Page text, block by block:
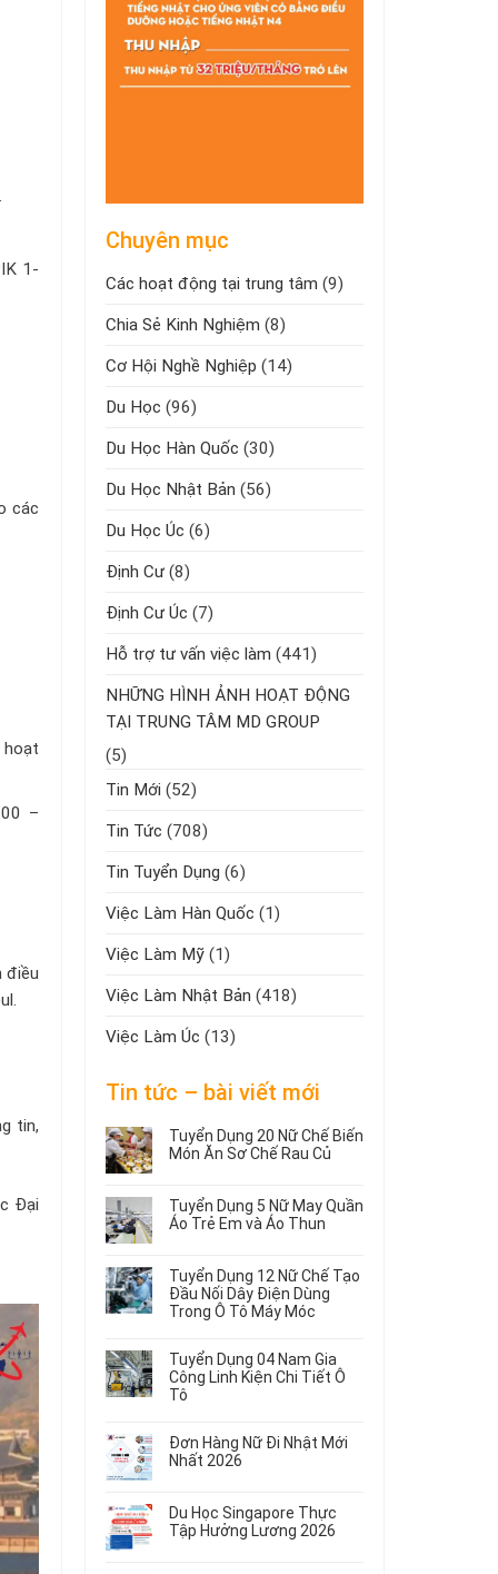
1-
các
hoạt
–
điều
tin,
Đại
Chuyên mục
Các hoạt động tại trung tâm (9)
Chia Sẻ Kinh Nghiệm (8)
Cơ Hội Nghề Nghiệp (14)
Du Học (96)
Du Học Hàn Quốc (30)
Du Học Nhật Bản (56)
Du Học Úc (6)
Định Cư (8)
Định Cư Úc (7)
Hỗ trợ tư vấn việc làm (441)
NHỮNG HÌNH ẢNH HOẠT ĐỘNG
TẠI TRUNG TÂM MD GROUP
(5)
Tin Mới (52)
Tin Tức (708)
Tin Tuyển Dụng (6)
Việc Làm Hàn Quốc (1)
Việc Làm Mỹ (1)
Việc Làm Nhật Bản (418)
Việc Làm Úc (13)
Tin tức – bài viết mới
Tuyển Dụng 20 Nữ Chế Biến
Món Ăn Sơ Chế Rau Củ
có
bình
luận
Tuyển
Dụng
20
Nữ
Biến
Món
Ăn
Rau
Củ
Tuyển Dụng 5 Nữ May Quần
Áo Trẻ Em và Áo Thun
có
bình
luận
ở
Dụng
5
Nữ
May
Áo
Trẻ
Áo
Thun
Tuyển Dụng 12 Nữ Chế Tạo
Đầu Nối Dây Điện Dùng
Trong Ô Tô Máy Móc
có
bình
luận
ở
Dụng
12
Tạo
Đầu
Tuyển Dụng 04 Nam Gia
Công Linh Kiện Chi Tiết Ô
Tô
có
bình
luận
Tuyển
Dụng
04
Đơn Hàng Nữ Đi Nhật Mới
Nhất 2026
có
bình
luận
Du Học Singapore Thực
Tập Hưởng Lương 2026